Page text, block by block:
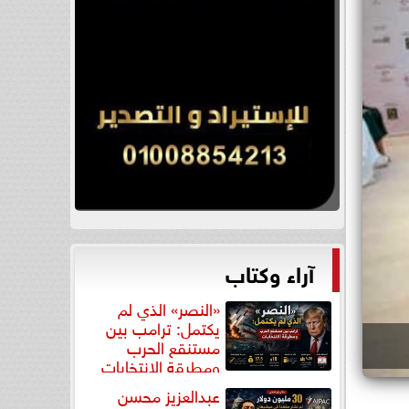
آراء وكتاب
«النصر» الذي لم
يكتمل: ترامب بين
مستنقع الحرب
ومطرقة الانتخابات
عبدالعزيز محسن